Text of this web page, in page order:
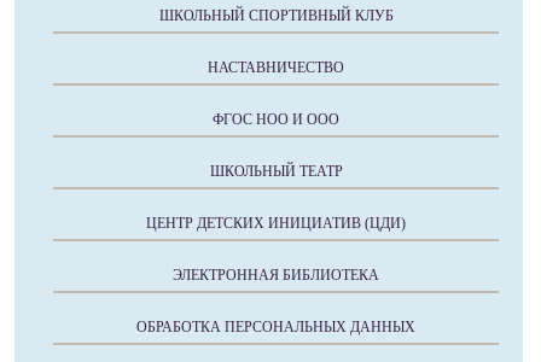
ШКОЛЬНЫЙ СПОРТИВНЫЙ КЛУБ
НАСТАВНИЧЕСТВО
ФГОС НОО И ООО
ШКОЛЬНЫЙ ТЕАТР
ЦЕНТР ДЕТСКИХ ИНИЦИАТИВ (ЦДИ)
ЭЛЕКТРОННАЯ БИБЛИОТЕКА
ОБРАБОТКА ПЕРСОНАЛЬНЫХ ДАННЫХ